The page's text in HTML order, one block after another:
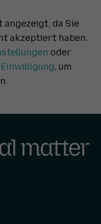
da Sie
akzeptiert haben.
oder
, um